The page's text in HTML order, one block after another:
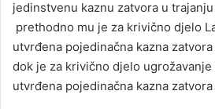
a
i
jedinstvenu kaznu zatvora u
prethodno mu je za krivično djelo
utvrđena pojedinačna kazna
dok je za krivično djelo
utvrđena pojedinačna kazna